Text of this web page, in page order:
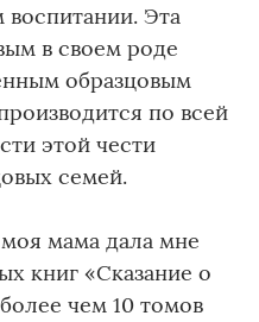
воспитании. Эта
в своем роде
образцовым
по всей
этой чести
семей.
мама дала мне
книг «Сказание о
чем 10 томов